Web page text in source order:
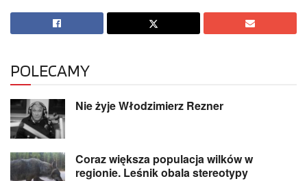
POLECAMY
Nie żyje Włodzimierz Rezner
Coraz większa populacja wilków w
regionie. Leśnik obala stereotypy